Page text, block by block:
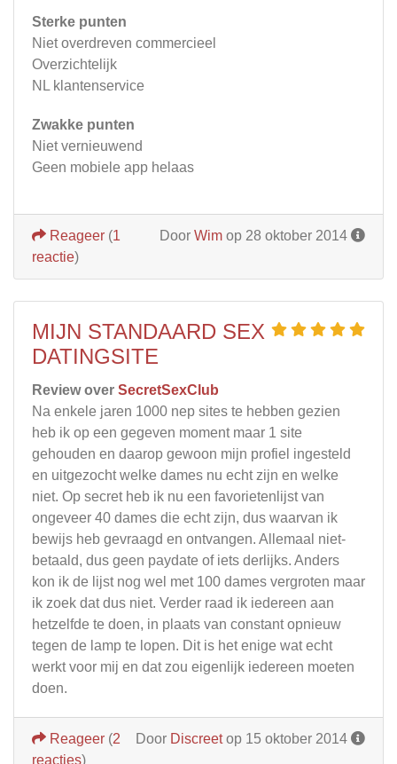
Sterke punten
Niet overdreven commercieel
Overzichtelijk
NL klantenservice
Zwakke punten
Niet vernieuwend
Geen mobiele app helaas
Door Wim op 28 oktober 2014
Reageer (1
reactie)
MIJN STANDAARD SEX
DATINGSITE
Review over SecretSexClub
Na enkele jaren 1000 nep sites te hebben gezien
heb ik op een gegeven moment maar 1 site
gehouden en daarop gewoon mijn profiel ingesteld
en uitgezocht welke dames nu echt zijn en welke
niet. Op secret heb ik nu een favorietenlijst van
ongeveer 40 dames die echt zijn, dus waarvan ik
bewijs heb gevraagd en ontvangen. Allemaal niet-
betaald, dus geen paydate of iets derlijks. Anders
kon ik de lijst nog wel met 100 dames vergroten maar
ik zoek dat dus niet. Verder raad ik iedereen aan
hetzelfde te doen, in plaats van constant opnieuw
tegen de lamp te lopen. Dit is het enige wat echt
werkt voor mij en dat zou eigenlijk iedereen moeten
doen.
Door Discreetop 15 oktober 2014
Reageer (2
reacties)